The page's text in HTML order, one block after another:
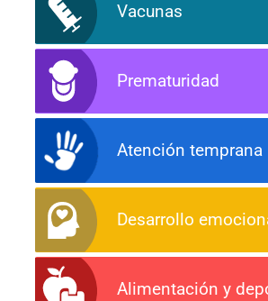
Vacunas
Prematuridad
Atención temprana
Desarrollo
Alimentación y